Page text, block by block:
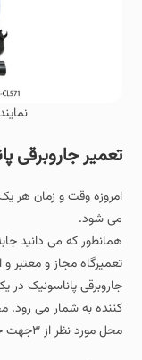
تعمیر جاروبرقی
امروزه وقت و زمان هر
می شود.
همانطور که می دانید
تعمیرگاه مجاز و معتبر
جاروبرقی پاناسونیک در
کننده به شمار می رود.
محل مورد نظر از ۳جهت خاطر شما را آسوده می سازد: